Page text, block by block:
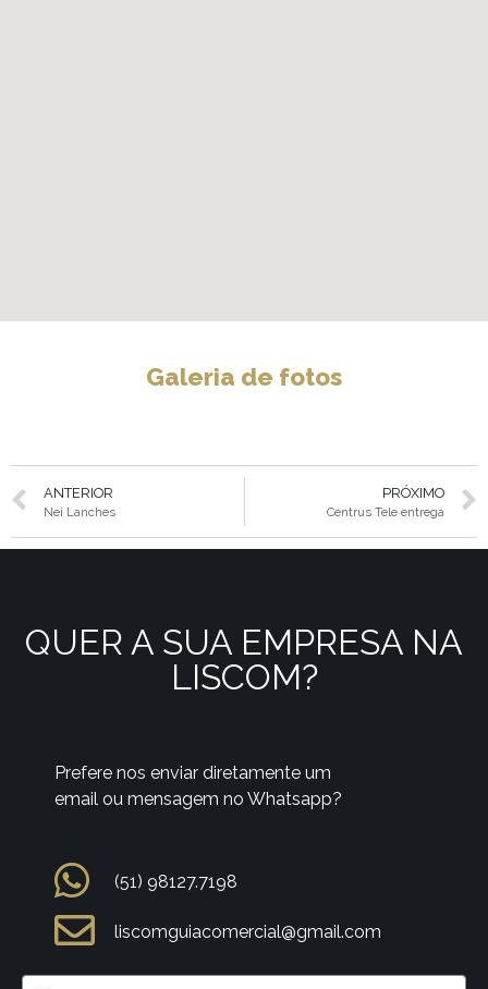
Galeria de fotos
ANTERIOR
Nei Lanches
PRÓXIMO
Centrus Tele entrega
QUER A SUA EMPRESA NA
LISCOM?
Prefere nos enviar diretamente um
email ou mensagem no Whatsapp?
(51) 98127.7198
liscomguiacomercial@gmail.com